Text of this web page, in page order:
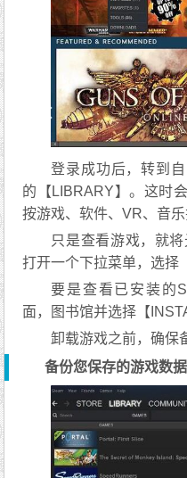
登录成功后，转到
的【LIBRARY】。这时
按游戏、软件、VR、音乐
只是查看游戏，就
打开一个下拉菜单，选择
要是查看已安装的
面，图书馆并选择【
卸载游戏之前，确保
备份您保存的游戏数据